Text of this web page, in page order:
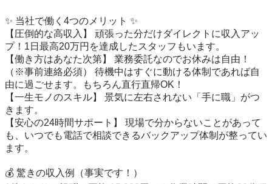
✨ 当社で働く4つのメリット ✨
【圧倒的な高収入】 頑張った分だけダイレクトに収入アッ
プ！1日最高20万円を達成したスタッフもいます。
【働き方はあなた次第】 業務委託なのでお休みは自由！
（※事前連絡必須） 待機中はすぐに動ける体制であれば自
由に過ごせます。もちろん直行直帰OK！
【一生モノのスキル】 景気に左右されない「手に職」がつ
きます。
【安心の24時間サポート】 現場で分からないことがあって
も、いつでも電話で相談できるバックアップ体制が整ってい
ます。
💰 驚きの収入例（事実です！）